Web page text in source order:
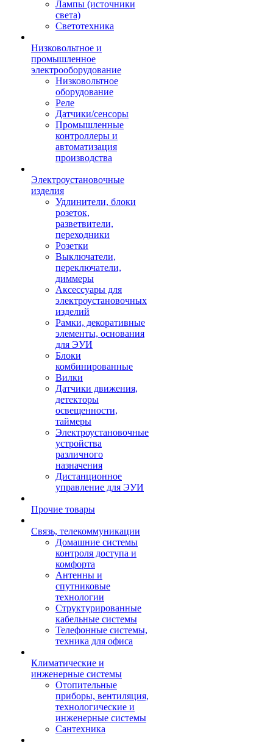
Лампы (источники
света)
Светотехника
Низковольтное и
промышленное
электрооборудование
Низковольтное
оборудование
Реле
Датчики/сенсоры
Промышленные
контроллеры и
автоматизация
производства
Электроустановочные
изделия
Удлинители, блоки
розеток,
разветвители,
переходники
Розетки
Выключатели,
переключатели,
диммеры
Аксессуары для
электроустановочных
изделий
Рамки, декоративные
элементы, основания
для ЭУИ
Блоки
комбинированные
Вилки
Датчики движения,
детекторы
освещенности,
таймеры
Электроустановочные
устройства
различного
назначения
Дистанционное
управление для ЭУИ
Прочие товары
Связь, телекоммуникации
Домашние системы
контроля доступа и
комфорта
Антенны и
спутниковые
технологии
Структурированные
кабельные системы
Телефонные системы,
техника для офиса
Климатические и
инженерные системы
Отопительные
приборы, вентиляция,
технологические и
инженерные системы
Сантехника